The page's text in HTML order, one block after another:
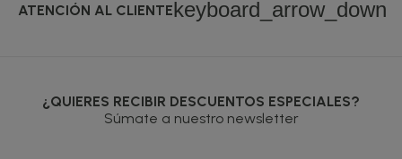
ATENCIÓN AL CLIENTEkeyboard_arrow_down
¿QUIERES RECIBIR DESCUENTOS ESPECIALES?
Súmate a nuestro newsletter